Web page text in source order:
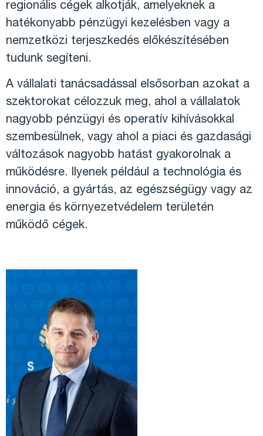
regionális cégek alkotják, amelyeknek a
hatékonyabb pénzügyi kezelésben vagy a
nemzetközi terjeszkedés előkészítésében
tudunk segíteni.
A vállalati tanácsadással elsősorban azokat a
szektorokat célozzuk meg, ahol a vállalatok
nagyobb pénzügyi és operatív kihívásokkal
szembesülnek, vagy ahol a piaci és gazdasági
változások nagyobb hatást gyakorolnak a
működésre. Ilyenek például a technológia és
innováció, a gyártás, az egészségügy vagy az
energia és környezetvédelem területén
működő cégek.